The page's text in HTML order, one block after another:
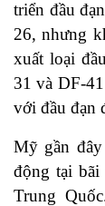
triển đầu
26, nhưng
xuất loại
31 và DF-
với đầu đạn
Mỹ gần
động tại
Trung